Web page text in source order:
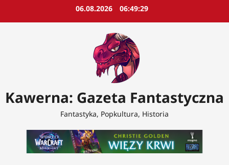
06.08.2026 06:49:31
Kawerna: Gazeta Fantastyczna
Fantastyka, Popkultura, Historia